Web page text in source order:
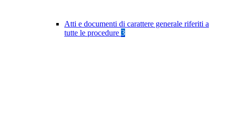
Atti e documenti di carattere generale riferiti a
tutte le procedure 3